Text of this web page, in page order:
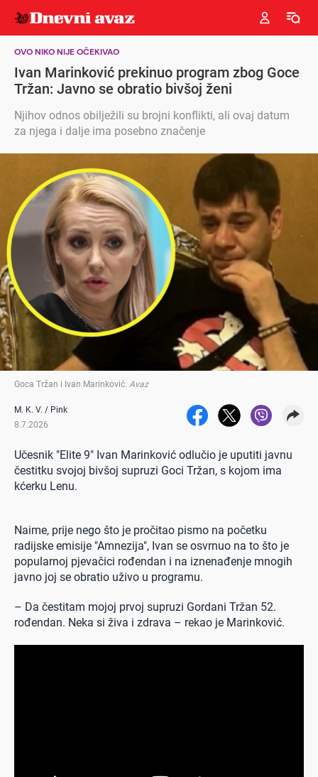
OVO NIKO NIJE OČEKIVAO
Ivan Marinković prekinuo program zbog Goce
Tržan: Javno se obratio bivšoj ženi
Njihov odnos obilježili su brojni konflikti, ali ovaj datum
za njega i dalje ima posebno značenje
Goca Tržan i Ivan Marinković. Avaz
M. K. V. / Pink
8.7.2026
Učesnik "Elite 9" Ivan Marinković odlučio je uputiti javnu
čestitku svojoj bivšoj supruzi Goci Tržan, s kojom ima
kćerku Lenu.
Naime, prije nego što je pročitao pismo na početku
radijske emisije "Amnezija", Ivan se osvrnuo na to što je
popularnoj pjevačici rođendan i na iznenađenje mnogih
javno joj se obratio uživo u programu.
– Da čestitam mojoj prvoj supruzi Gordani Tržan 52.
rođendan. Neka si živa i zdrava – rekao je Marinković.